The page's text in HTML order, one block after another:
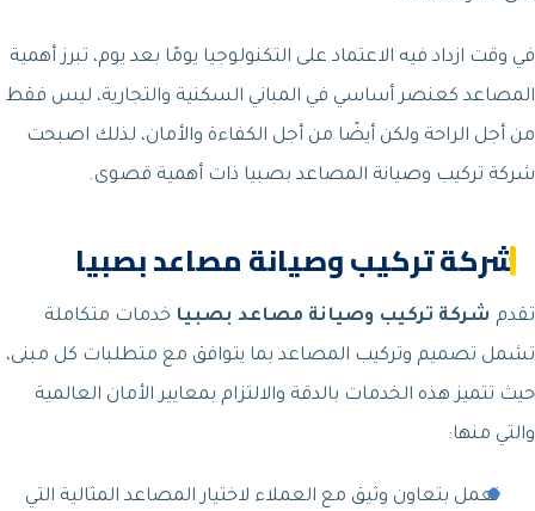
في وقت ازداد فيه الاعتماد على التكنولوجيا يومًا بعد يوم، تبرز أهمية
المصاعد كعنصر أساسي في المباني السكنية والتجارية، ليس فقط
من أجل الراحة ولكن أيضًا من أجل الكفاءة والأمان، لذلك اصبحت
شركة تركيب وصيانة المصاعد بصبيا ذات أهمية قصوى.
شركة تركيب وصيانة مصاعد بصبيا
تقدم شركة تركيب وصيانة مصاعد بصبيا خدمات متكاملة
تشمل تصميم وتركيب المصاعد بما يتوافق مع متطلبات كل مبنى،
حيث تتميز هذه الخدمات بالدقة والالتزام بمعايير الأمان العالمية
والتي منها:
نعمل بتعاون وثيق مع العملاء لاختيار المصاعد المثالية التي